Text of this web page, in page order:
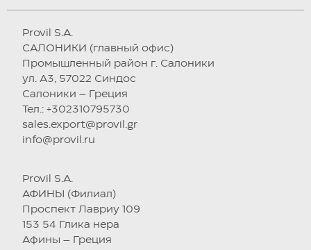
Provil S.A.
САЛОНИКИ (главный офис)
Промышленный район г. Салоники
ул. А3, 57022 Синдос
Салоники – Греция
Тел.: +302310795730
sales.export@provil.gr
info@provil.ru
Provil S.A.
АФИНЫ (Филиал)
Проспект Лавриу 109
153 54 Глика нера
Афины – Греция